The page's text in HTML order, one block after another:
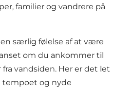
familier og vandrere på
særlig følelse af at være
om du ankommer til
fra vandsiden. Her er det let
tempoet og nyde